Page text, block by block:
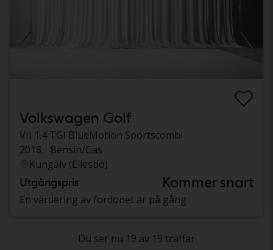
Volkswagen Golf
VII 1.4 TGI BlueMotion Sportscombi
2018
Bensin/Gas
Kungälv (Ellesbo)
Utgångspris Kommer snart
En värdering av fordonet är på gång
Du ser nu 19 av 19 träffar